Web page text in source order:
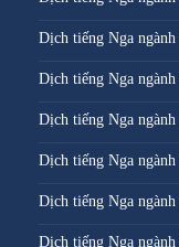
Dịch tiếng Nga ngành
Dịch tiếng Nga
Dịch tiếng Nga
Dịch tiếng Nga
Dịch tiếng Nga
Dịch tiếng Nga